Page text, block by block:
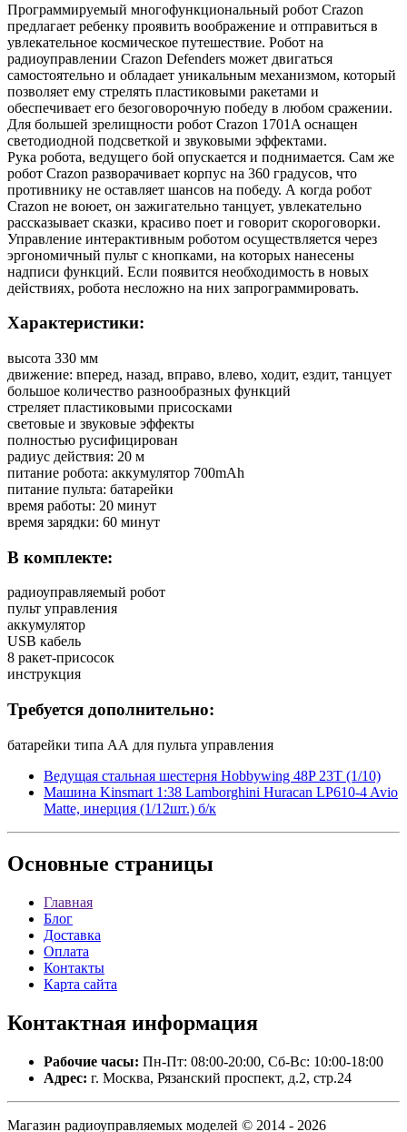
Программируемый многофункциональный робот Crazon
предлагает ребенку проявить воображение и отправиться в
увлекательное космическое путешествие. Робот на
радиоуправлении Crazon Defenders может двигаться
самостоятельно и обладает уникальным механизмом, который
позволяет ему стрелять пластиковыми ракетами и
обеспечивает его безоговорочную победу в любом сражении.
Для большей зрелищности робот Crazon 1701A оснащен
светодиодной подсветкой и звуковыми эффектами.
Рука робота, ведущего бой опускается и поднимается. Сам же
робот Crazon разворачивает корпус на 360 градусов, что
противнику не оставляет шансов на победу. А когда робот
Crazon не воюет, он зажигательно танцует, увлекательно
рассказывает сказки, красиво поет и говорит скороговорки.
Управление интерактивным роботом осуществляется через
эргономичный пульт с кнопками, на которых нанесены
надписи функций. Если появится необходимость в новых
действиях, робота несложно на них запрограммировать.
Характеристики:
высота 330 мм
движение: вперед, назад, вправо, влево, ходит, ездит, танцует
большое количество разнообразных функций
стреляет пластиковыми присосками
световые и звуковые эффекты
полностью русифицирован
радиус действия: 20 м
питание робота: аккумулятор 700mAh
питание пульта: батарейки
время работы: 20 минут
время зарядки: 60 минут
В комплекте:
радиоуправляемый робот
пульт управления
аккумулятор
USB кабель
8 ракет-присосок
инструкция
Требуется дополнительно:
батарейки типа АА для пульта управления
Ведущая стальная шестерня Hobbywing 48P 23T (1/10)
Машина Kinsmart 1:38 Lamborghini Huracan LP610-4 Avio
Matte, инерция (1/12шт.) б/к
Основные страницы
Главная
Блог
Доставка
Оплата
Контакты
Карта сайта
Контактная информация
Рабочие часы: Пн-Пт: 08:00-20:00, Сб-Вс: 10:00-18:00
Адрес: г. Москва, Рязанский проспект, д.2, стр.24
Магазин радиоуправляемых моделей © 2014 - 2026